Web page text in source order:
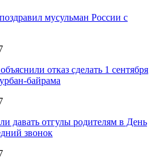
мусульман России с
отказ сделать 1 сентября
байрама
давать отгулы родителям в День
звонок